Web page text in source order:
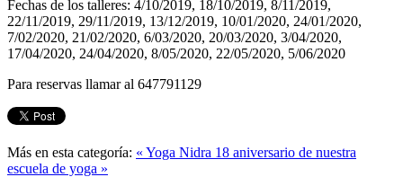
Fechas de los talleres: 4/10/2019, 18/10/2019, 8/11/2019,
22/11/2019, 29/11/2019, 13/12/2019, 10/01/2020, 24/01/2020,
7/02/2020, 21/02/2020, 6/03/2020, 20/03/2020, 3/04/2020,
17/04/2020, 24/04/2020, 8/05/2020, 22/05/2020, 5/06/2020
Para reservas llamar al 647791129
Más en esta categoría: « Yoga Nidra 18 aniversario de nuestra
escuela de yoga »